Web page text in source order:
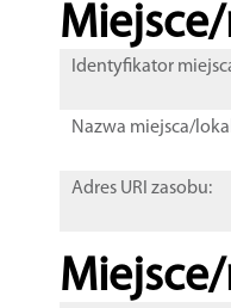
Identyfikator
Nazwa miejsca/
Adres URI zasobu: